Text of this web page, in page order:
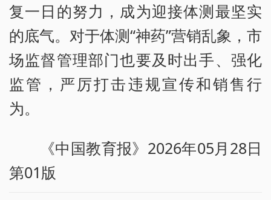
复一日的努力，成为迎接体测最坚实
的底气。对于体测“神药”营销乱象，市
场监督管理部门也要及时出手、强化
监管，严厉打击违规宣传和销售行
为。
《中国教育报》2026年05月28日
第01版